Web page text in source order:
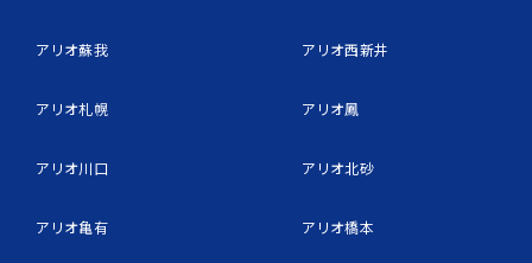
アリオ蘇我
アリオ札幌
アリオ川口
アリオ亀有
アリオ西新井
アリオ鳳
アリオ北砂
アリオ橋本